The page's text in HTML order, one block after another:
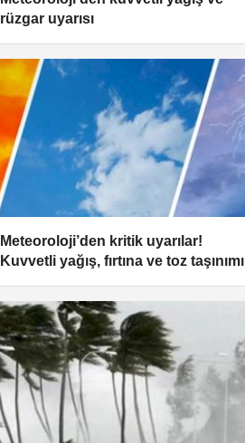
rüzgar uyarısı
Meteoroloji’den kritik uyarılar!
Kuvvetli yağış, fırtına ve toz taşınımı